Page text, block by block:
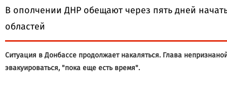
В ополчении ДНР обещают через пять дней
областей
Ситуация в Донбассе продолжает накаляться. Глава
эвакуироваться, "пока еще есть время".